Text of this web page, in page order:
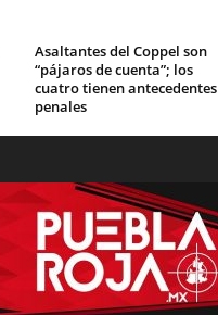
Asaltantes del Coppel son
“pájaros de cuenta”; los
cuatro tienen antecedentes
penales